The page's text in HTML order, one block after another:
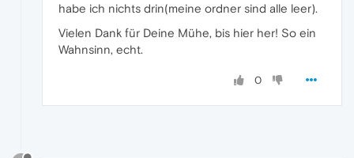
habe ich nichts drin(meine ordner sind alle leer).
Vielen Dank für Deine Mühe, bis hier her! So ein
Wahnsinn, echt.
0